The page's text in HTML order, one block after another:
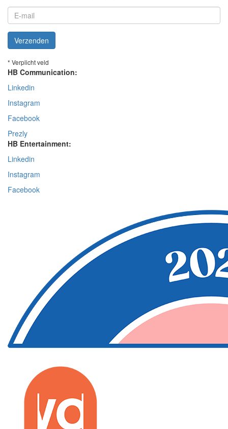
Verzenden
* Verplicht veld
HB Communication:
Linkedin
Instagram
Facebook
Prezly
HB Entertainment:
Linkedin
Instagram
Facebook